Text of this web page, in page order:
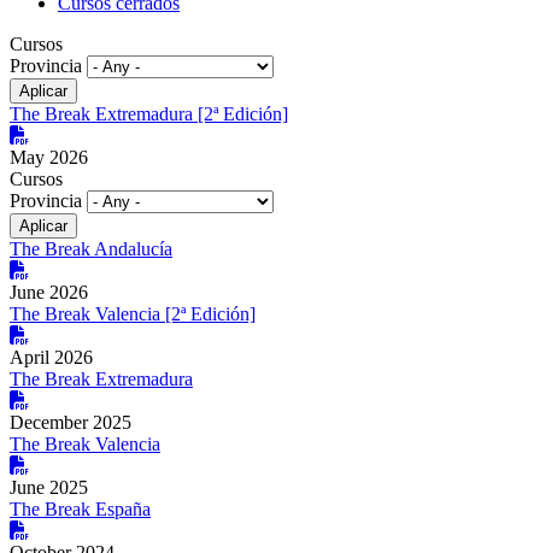
Cursos
Provincia
The Break Extremadura [2ª Edición]
May 2026
Cursos
Provincia
The Break Andalucía
June 2026
The Break Valencia [2ª Edición]
April 2026
The Break Extremadura
December 2025
The Break Valencia
June 2025
The Break España